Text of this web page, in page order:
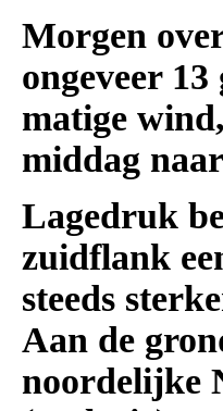
Morgen
ongeveer
matige
middag
Lagedruk
zuidflank
steeds
Aan de
noordelijke